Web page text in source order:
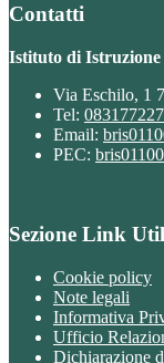
Contatti
Istituto di Istruzione
Via Eschilo, 1
Tel:
Email:
PEC:
Sezione Link
Cookie policy
Note legali
Informativa
Ufficio
Dichiarazione